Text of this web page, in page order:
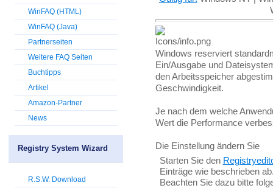
Windows reserviert
Ein/Ausgabe und
den Arbeitsspeicher
Geschwindigkeit.
Je nach dem welche
Wert die Performance
Die Einstellung ändern Sie
Starten Sie den
Einträge wie beschrieben
Beachten Sie dazu bitte
WinFAQ (HTML)
WinFAQ (Java)
Partnerseiten
Weitere FAQ Seiten
Buchtipps
Artikel
Amazon-Partner
News
Registry System Wizard
R.S.W. Download